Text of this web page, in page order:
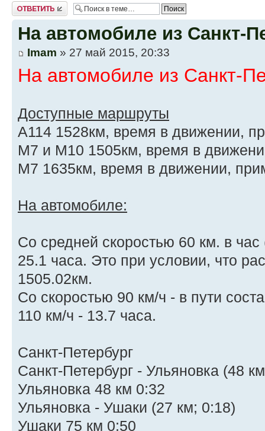
Ответить
На автомобиле из Санкт-
Imam » 27 май 2015, 20:33
На автомобиле из Санкт-
Доступные маршруты
А114 1528км, время в движении,
М7 и М10 1505км, время в
М7 1635км, время в движении,
На автомобиле:
Со средней скоростью 60 км. в
25.1 часа. Это при условии, что
1505.02км.
Со скоростью 90 км/ч - в пути
110 км/ч - 13.7 часа.
Санкт-Петербург
Санкт-Петербург - Ульяновка (48
Ульяновка 48 км 0:32
Ульяновка - Ушаки (27 км; 0:18)
Ушаки 75 км 0:50